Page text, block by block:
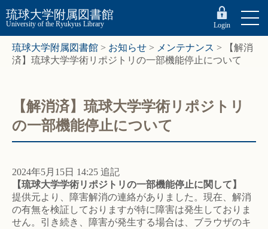
琉球大学附属図書館
University of the Ryukyus Library Login
琉球大学附属図書館 > お知らせ > メンテナンス >
【解消
済】琉球大学学術リポジトリの一部機能停止について
【解消済】琉球大学学術リポジトリ
の一部機能停止について
2024年5月15日 14:25 追記
【琉球大学学術リポジトリの一部機能停止に関して】
提供元より、障害解消の連絡がありました。現在、解消
の有無を検証しておりますが特に障害は発生しておりま
せん。引き続き、障害が発生する場合は、ブラウザのキ